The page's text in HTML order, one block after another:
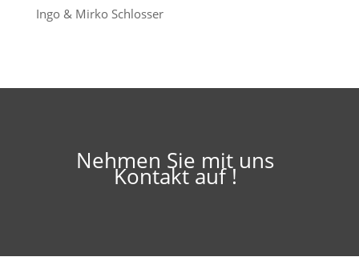
Ingo & Mirko Schlosser
Nehmen Sie mit uns
Kontakt auf !